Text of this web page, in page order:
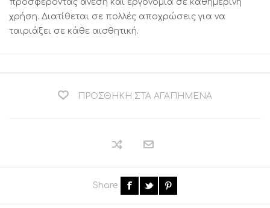
προσφέροντας άνεση και εργονομία σε καθημερινή
χρήση. Διατίθεται σε πολλές αποχρώσεις για να
ταιριάξει σε κάθε αισθητική.
ΠΡΟΣΘΉΚΗ ΣΤΑ ΑΓΑΠΗΜΈΝΑ
Share